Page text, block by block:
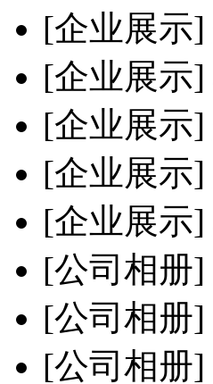
[企业展示]
[企业展示]
[企业展示]
[企业展示]
[企业展示]
[公司相册]
[公司相册]
[公司相册]